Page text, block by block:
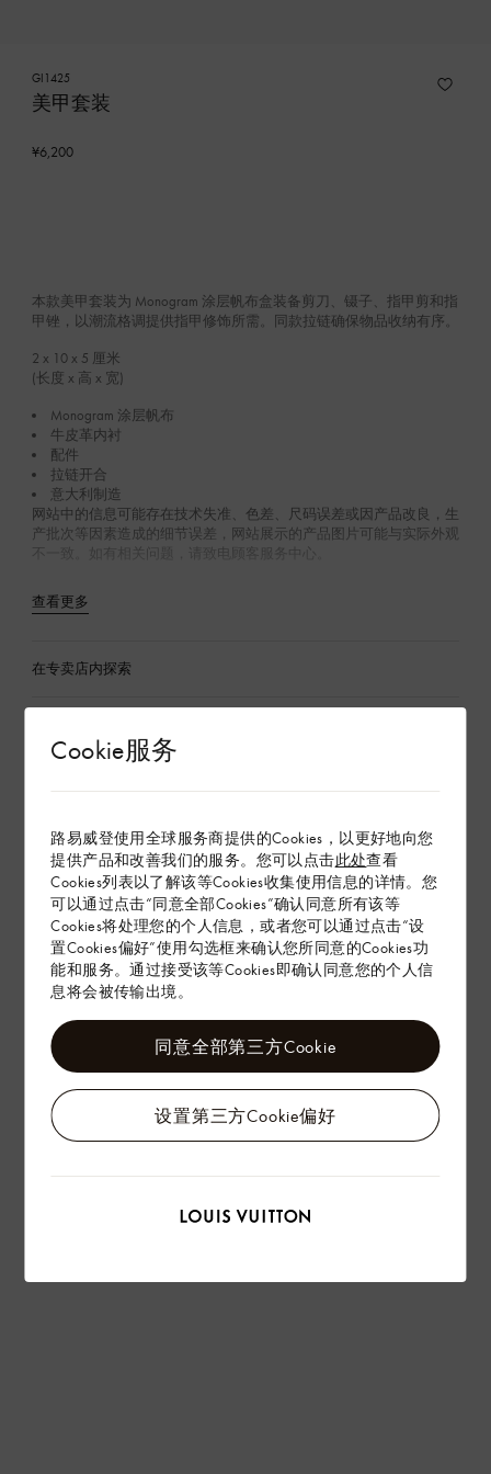
Cookie服务
路易威登使用全球服务商提供的Cookies，以更好地向您
提供产品和改善我们的服务。您可以点击此处查看
Cookies列表以了解该等Cookies收集使用信息的详情。您
可以通过点击“同意全部Cookies”确认同意所有该等
Cookies将处理您的个人信息，或者您可以通过点击“设
置Cookies偏好”使用勾选框来确认您所同意的Cookies功
能和服务。通过接受该等Cookies即确认同意您的个人信
息将会被传输出境。
设置第三方Cookie偏好
同意全部第三方Cookie
GI1425
美甲套装
¥6,200
本款美甲套装为 Monogram 涂层帆布盒装备剪刀、镊子、指甲剪和指
甲锉，以潮流格调提供指甲修饰所需。同款拉链确保物品收纳有序。
2 x 10 x 5 厘米
(长度 x 高 x 宽)
Monogram 涂层帆布
牛皮革内衬
配件
拉链开合
意大利制造
网站中的信息可能存在技术失准、色差、尺码误差或因产品改良，生
产批次等因素造成的细节误差，网站展示的产品图片可能与实际外观
不一致。如有相关问题，请致电顾客服务中心。
查看更多
在专卖店内探索
配送 & 退货
赠礼